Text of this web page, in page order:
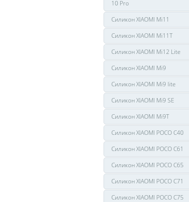
10 Pro
Силикон XIAOMI Mi11
Силикон XIAOMI Mi11T
Силикон XIAOMI Mi12 Lite
Силикон XIAOMI Mi9
Силикон XIAOMI Mi9 lite
Силикон XIAOMI Mi9 SE
Силикон XIAOMI Mi9T
Силикон XIAOMI POCO C40
Силикон XIAOMI POCO C61
Силикон XIAOMI POCO C65
Силикон XIAOMI POCO C71
Силикон XIAOMI POCO C75